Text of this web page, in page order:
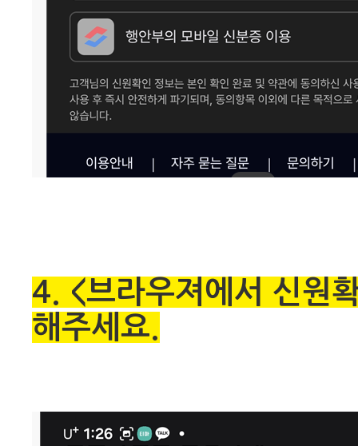
4. <브라우져에서 신원
해주세요.